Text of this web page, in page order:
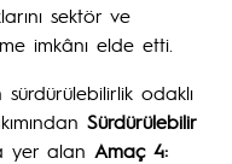
sektör ve
imkânı elde etti.
odaklı
Sürdürülebilir
yer alan Amaç 4: